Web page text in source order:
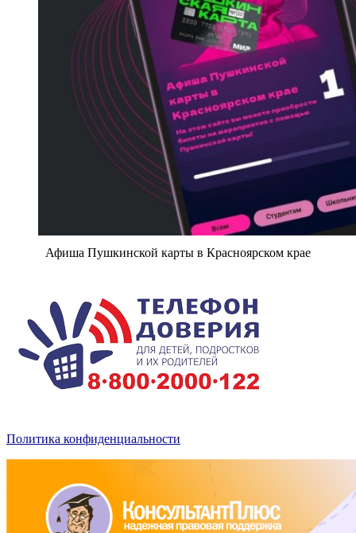
Афиша Пушкинской карты в Красноярском крае
Политика конфиденциальности